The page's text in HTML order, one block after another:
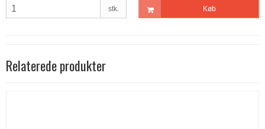
stk. Køb
Relaterede produkter